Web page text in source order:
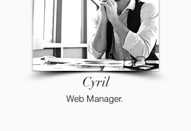
Cyril
Web Manager.